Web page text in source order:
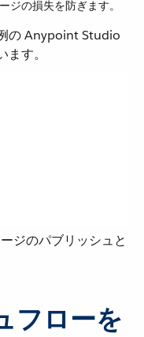
ジの損失を防ぎます。
の Anypoint Studio
す。
ジのパブリッシュと
フローを